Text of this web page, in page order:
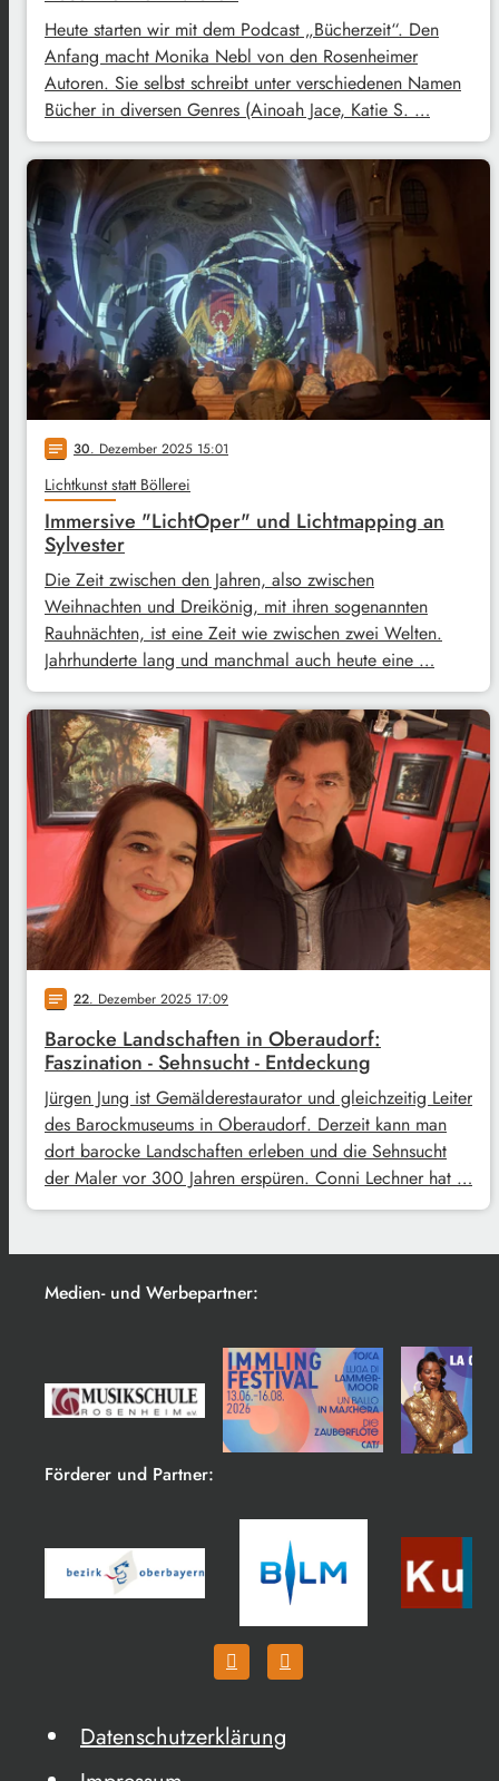
Heute starten wir mit dem Podcast „Bücherzeit“. Den
Anfang macht Monika Nebl von den Rosenheimer
Autoren. Sie selbst schreibt unter verschiedenen Namen
Bücher in diversen Genres (Ainoah Jace, Katie S. …
notes 30. Dezember 2025 15:01
Lichtkunst statt Böllerei
Immersive "LichtOper" und Lichtmapping an
Sylvester
Die Zeit zwischen den Jahren, also zwischen
Weihnachten und Dreikönig, mit ihren sogenannten
Rauhnächten, ist eine Zeit wie zwischen zwei Welten.
Jahrhunderte lang und manchmal auch heute eine …
notes 22. Dezember 2025 17:09
Barocke Landschaften in Oberaudorf:
Faszination - Sehnsucht - Entdeckung
Jürgen Jung ist Gemälderestaurator und gleichzeitig Leiter
des Barockmuseums in Oberaudorf. Derzeit kann man
dort barocke Landschaften erleben und die Sehnsucht
der Maler vor 300 Jahren erspüren. Conni Lechner hat …
Medien- und Werbepartner:
Förderer und Partner:
Datenschutzerklärung